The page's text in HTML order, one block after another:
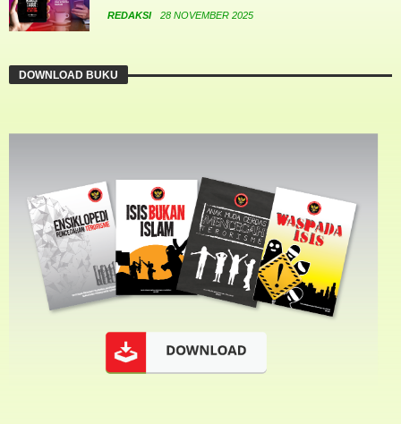
REDAKSI 28 NOVEMBER 2025
DOWNLOAD BUKU